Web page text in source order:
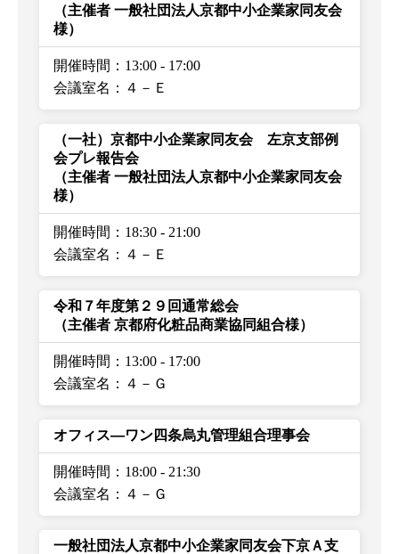
（主催者 一般社団法人京都中小企業家同友会
様）
開催時間：13:00 - 17:00
会議室名：４－Ｅ
（一社）京都中小企業家同友会 左京支部例
会プレ報告会
（主催者 一般社団法人京都中小企業家同友会
様）
開催時間：18:30 - 21:00
会議室名：４－Ｅ
令和７年度第２９回通常総会
（主催者 京都府化粧品商業協同組合様）
開催時間：13:00 - 17:00
会議室名：４－Ｇ
オフィス―ワン四条烏丸管理組合理事会
開催時間：18:00 - 21:30
会議室名：４－Ｇ
一般社団法人京都中小企業家同友会下京Ａ支